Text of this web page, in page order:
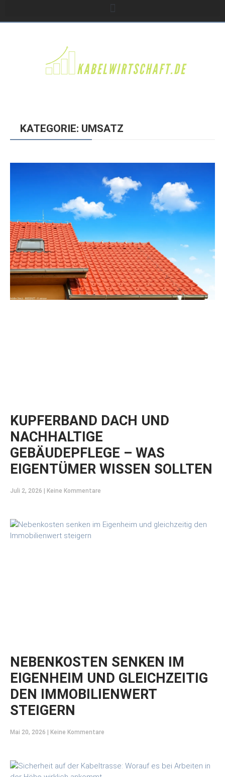
KATEGORIE: UMSATZ
KUPFERBAND DACH UND
NACHHALTIGE
GEBÄUDEPFLEGE – WAS
EIGENTÜMER WISSEN SOLLTEN
Juli 2, 2026 Keine Kommentare
NEBENKOSTEN SENKEN IM
EIGENHEIM UND GLEICHZEITIG
DEN IMMOBILIENWERT
STEIGERN
Mai 20, 2026 Keine Kommentare